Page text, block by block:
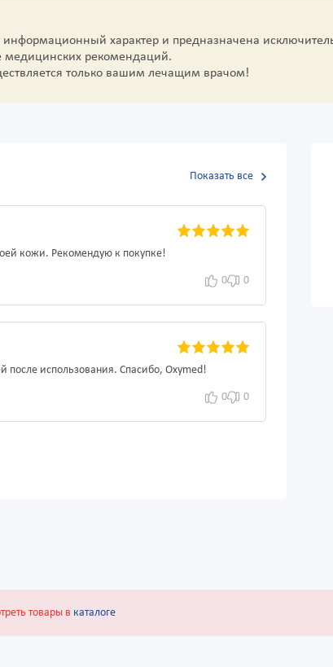
характер и предназначена
медицинских рекомендаций.
только вашим лечащим врачом!
Показать все
кожи. Рекомендую к покупке!
0 0
после использования. Спасибо, Oxymed!
0 0
товары в каталоге